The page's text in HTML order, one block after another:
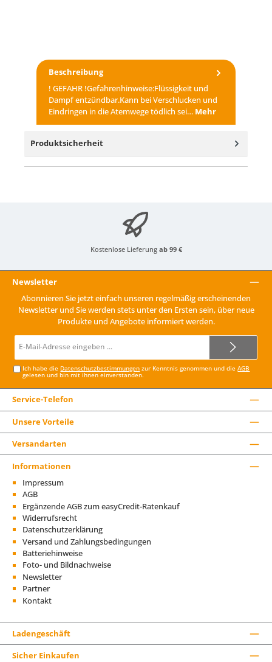
Beschreibung
! GEFAHR !Gefahrenhinweise:Flüssigkeit und
Dampf entzündbar.Kann bei Verschlucken und
Eindringen in die Atemwege tödlich sei… Mehr
Produktsicherheit
Kostenlose Lieferung ab 99 €
Newsletter
Abonnieren Sie jetzt einfach unseren regelmäßig erscheinenden
Newsletter und Sie werden stets unter den Ersten sein, über neue
Produkte und Angebote informiert werden.
Mail-
Ich habe die Datenschutzbestimmungen zur Kenntnis genommen und dieAGB
gelesen und bin mit ihnen einverstanden.
Service-Telefon
Unsere Vorteile
Versandarten
Informationen
Impressum
AGB
Ergänzende AGB zum easyCredit-Ratenkauf
Widerrufsrecht
Datenschutzerklärung
Versand und Zahlungsbedingungen
Batteriehinweise
Foto- und Bildnachweise
Newsletter
Partner
Kontakt
Ladengeschäft
Sicher Einkaufen